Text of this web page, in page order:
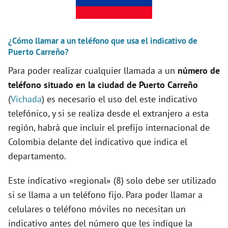
d
e
o
¿Cómo llamar a un teléfono que usa el indicativo de
Puerto Carreño?
Para poder realizar cualquier llamada a un número de
teléfono situado en la ciudad de Puerto Carreño
(Vichada) es necesario el uso del este indicativo
telefónico, y si se realiza desde el extranjero a esta
región, habrá que incluir el prefijo internacional de
Colombia delante del indicativo que indica el
departamento.
Este indicativo «regional» (8) solo debe ser utilizado
si se llama a un teléfono fijo. Para poder llamar a
celulares o teléfono móviles no necesitan un
indicativo antes del número que les indique la